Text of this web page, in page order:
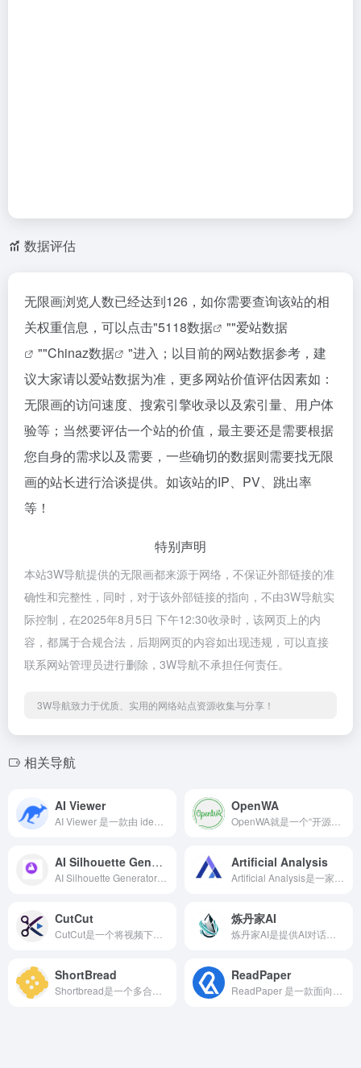
数据评估
无限画浏览人数已经达到126，如你需要查询该站的相
关权重信息，可以点击"5118数据 ""爱站数据
""Chinaz数据
"进入；以目前的网站数据参考，建
议大家请以爱站数据为准，更多网站价值评估因素如：
无限画的访问速度、搜索引擎收录以及索引量、用户体
验等；当然要评估一个站的价值，最主要还是需要根据
您自身的需求以及需要，一些确切的数据则需要找无限
画的站长进行洽谈提供。如该站的IP、PV、跳出率
等！
特别声明
本站3W导航提供的无限画都来源于网络，不保证外部链接的准
确性和完整性，同时，对于该外部链接的指向，不由3W导航实
际控制，在2025年8月5日 下午12:30收录时，该网页上的内
容，都属于合规合法，后期网页的内容如出现违规，可以直接
联系网站管理员进行删除，3W导航不承担任何责任。
3W导航致力于优质、实用的网络站点资源收集与分享！
相关导航
AI Viewer OpenWA
AI Silhouette Generator Artificial Analysis
CutCut 炼丹家AI
ShortBread ReadPaper